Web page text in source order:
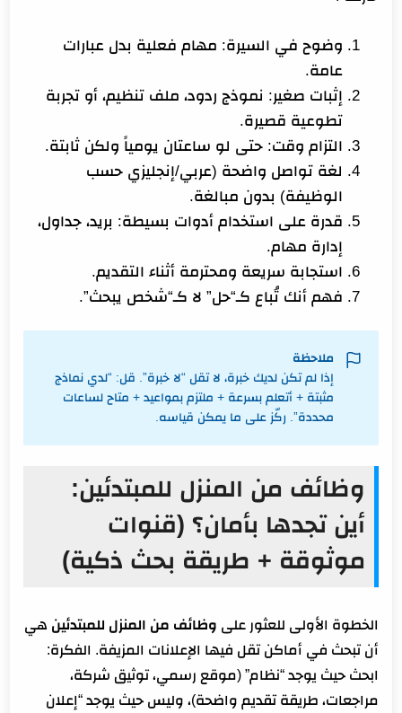
وضوح في السيرة: مهام فعلية بدل عبارات
عامة.
إثبات صغير: نموذج ردود، ملف تنظيم، أو تجربة
تطوعية قصيرة.
التزام وقت: حتى لو ساعتان يومياً ولكن ثابتة.
لغة تواصل واضحة (عربي/إنجليزي حسب
الوظيفة) بدون مبالغة.
قدرة على استخدام أدوات بسيطة: بريد، جداول،
إدارة مهام.
استجابة سريعة ومحترمة أثناء التقديم.
فهم أنك تُباع كـ“حل” لا كـ“شخص يبحث”.
ملاحظة
إذا لم تكن لديك خبرة، لا تقل “لا خبرة”. قل: “لدي نماذج
مثبتة + أتعلم بسرعة + ملتزم بمواعيد + متاح لساعات
محددة”. ركّز على ما يمكن قياسه.
وظائف من المنزل للمبتدئين:
أين تجدها بأمان؟ (قنوات
موثوقة + طريقة بحث ذكية)
الخطوة الأولى للعثور على وظائف من المنزل للمبتدئين هي
أن تبحث في أماكن تقل فيها الإعلانات المزيفة. الفكرة:
ابحث حيث يوجد “نظام” (موقع رسمي، توثيق شركة،
مراجعات، طريقة تقديم واضحة)، وليس حيث يوجد “إعلان